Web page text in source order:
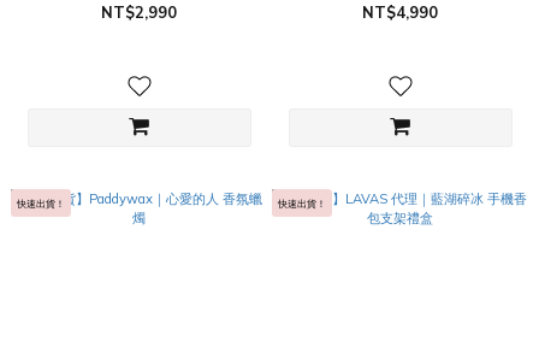
NT$2,990 NT$4,990
快速出貨！ 快速出貨！